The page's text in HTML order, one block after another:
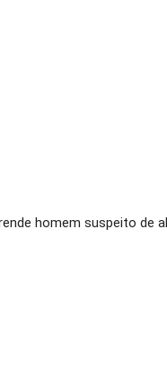
homem suspeito de